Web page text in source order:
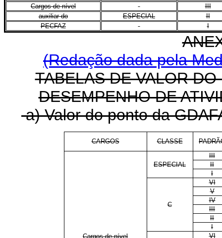
Cargos de nível
III
auxiliar do
ESPECIAL
II
PECFAZ
I
(Redação dada pela
TABELAS DE VALOR
DESEMPENHO DE
a) Valor do ponto da
CARGOS CLASSE
Cargos de nível
ESPECIAL
III
II
I
C
VI
V
IV
III
II
I
VI